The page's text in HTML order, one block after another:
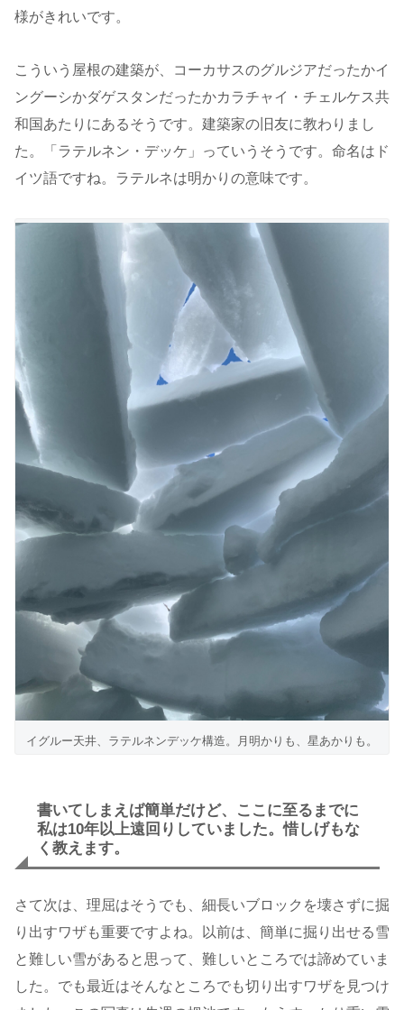
様がきれいです。
こういう屋根の建築が、コーカサスのグルジアだったかイ
ングーシかダゲスタンだったかカラチャイ・チェルケス共
和国あたりにあるそうです。建築家の旧友に教わりまし
た。「ラテルネン・デッケ」っていうそうです。命名はド
イツ語ですね。ラテルネは明かりの意味です。
イグルー天井、ラテルネンデッケ構造。月明かりも、星あかりも。
書いてしまえば簡単だけど、ここに至るまでに
私は10年以上遠回りしていました。惜しげもな
く教えます。
さて次は、理屈はそうでも、細長いブロックを壊さずに掘
り出すワザも重要ですよね。以前は、簡単に掘り出せる雪
と難しい雪があると思って、難しいところでは諦めていま
した。でも最近はそんなところでも切り出すワザを見つけ